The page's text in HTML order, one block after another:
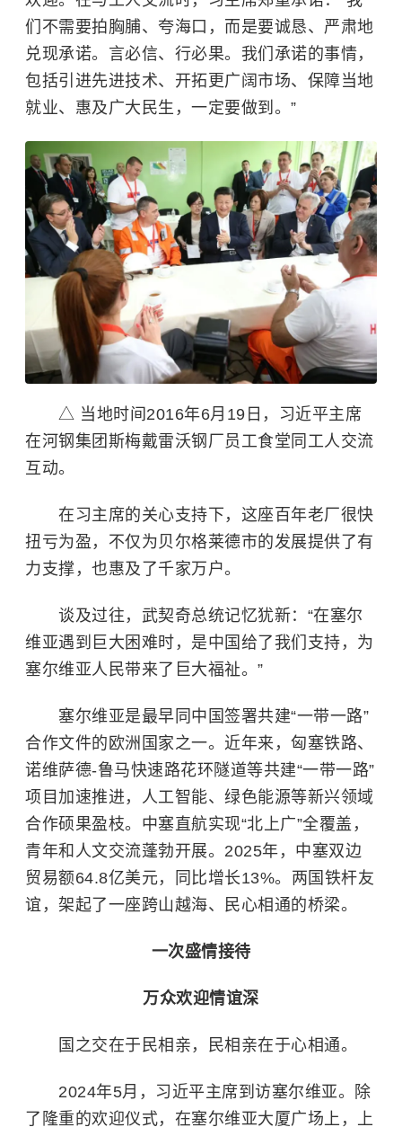
们不需要拍胸脯、夸海口，而是要诚恳、严肃地
兑现承诺。言必信、行必果。我们承诺的事情，
包括引进先进技术、开拓更广阔市场、保障当地
就业、惠及广大民生，一定要做到。”
△ 当地时间2016年6月19日，习近平主席
在河钢集团斯梅戴雷沃钢厂员工食堂同工人交流
互动。
在习主席的关心支持下，这座百年老厂很快
扭亏为盈，不仅为贝尔格莱德市的发展提供了有
力支撑，也惠及了千家万户。
谈及过往，武契奇总统记忆犹新：“在塞尔
维亚遇到巨大困难时，是中国给了我们支持，为
塞尔维亚人民带来了巨大福祉。”
塞尔维亚是最早同中国签署共建“一带一路”
合作文件的欧洲国家之一。近年来，匈塞铁路、
诺维萨德-鲁马快速路花环隧道等共建“一带一路”
项目加速推进，人工智能、绿色能源等新兴领域
合作硕果盈枝。中塞直航实现“北上广”全覆盖，
青年和人文交流蓬勃开展。2025年，中塞双边
贸易额64.8亿美元，同比增长13%。两国铁杆友
谊，架起了一座跨山越海、民心相通的桥梁。
一次盛情接待
万众欢迎情谊深
国之交在于民相亲，民相亲在于心相通。
2024年5月，习近平主席到访塞尔维亚。除
了隆重的欢迎仪式，在塞尔维亚大厦广场上，上